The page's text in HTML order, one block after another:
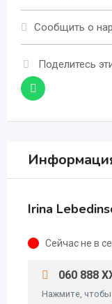
Сообщить о
Поделитесь
Irina
Сейчас не в
060 888
Нажмите,